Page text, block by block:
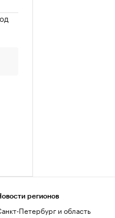
регионов
Петербург и область